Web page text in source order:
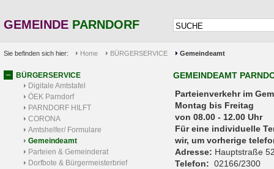
GEMEINDE PARNDORF
Sie befinden sich hier: Home BÜRGERSERVICE Gemeindeamt
BÜRGERSERVICE
Digitale Amtstafel
ÖEK Parndorf
PARNDORF HILFT
CORONA
Amtshelfer/ Formulare
Gemeindeamt
Parteien & Gemeinderat
Dorfbote & Bürgermeisterbrief
GEMEINDEAMT
Parteienverkehr
Montag bis Freitag
von 08.00 - 12.00 Uhr
Für eine individuelle
wir, um vorherige
Adresse: Hauptstraße
Telefon: 02166/2300